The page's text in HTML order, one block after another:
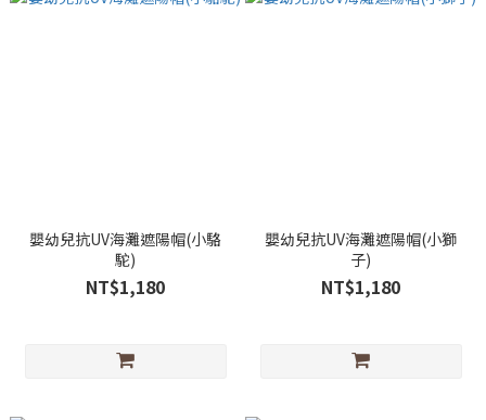
嬰幼兒抗UV海灘遮陽帽(小駱
駝)
NT$1,180
嬰幼兒抗UV海灘遮陽帽(小獅
子)
NT$1,180